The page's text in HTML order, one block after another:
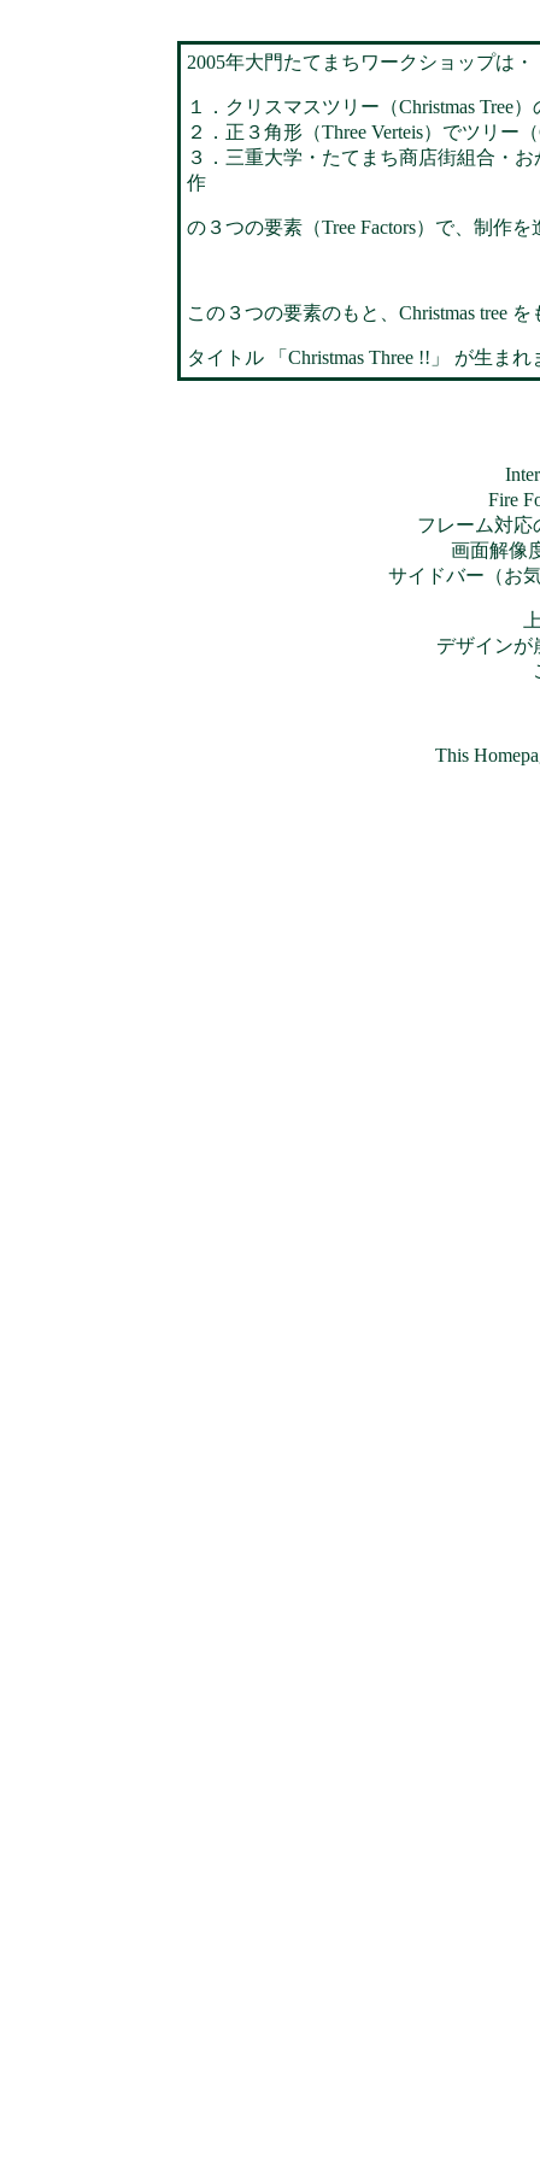
2005年大門たてまちワークショップは・
１．クリスマスツリー（Christmas Tree
２．正３角形（Three Verteis）でツリー
３．三重大学・たてまち商店街組合・
作
の３つの要素（Tree Factors）で、制作
この３つの要素のもと、Christmas tree
タイトル 「Christmas Three !!」 が生まれ
Fire
フレーム対応
画面解像
サイドバー（お
デザインが
This